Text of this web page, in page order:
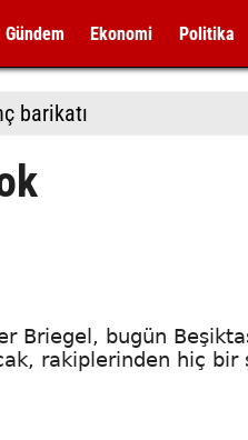
Gündem Ekonomi Politika
Briegel, bugün
rakiplerinden hiç bir